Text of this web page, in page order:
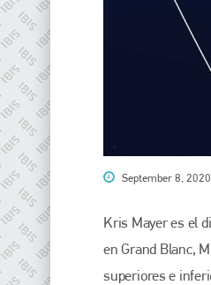
September 8, 2020
Kris Mayer es el
en Grand Blanc,
superiores e